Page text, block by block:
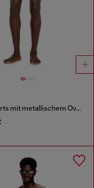
Badeshorts mit metallischem Oval D Logo